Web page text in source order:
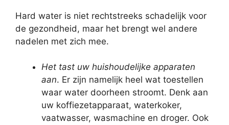
Hard water is niet rechtstreeks schadelijk voor
de gezondheid, maar het brengt wel andere
nadelen met zich mee.
Het tast uw huishoudelijke apparaten
aan. Er zijn namelijk heel wat toestellen
waar water doorheen stroomt. Denk aan
uw koffiezetapparaat, waterkoker,
vaatwasser, wasmachine en droger. Ook